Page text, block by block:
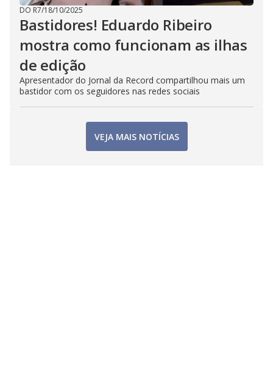
DO R7/18/10/2025
Bastidores! Eduardo Ribeiro
mostra como funcionam as ilhas
de edição
Apresentador do Jornal da Record compartilhou mais um
bastidor com os seguidores nas redes sociais
VEJA MAIS NOTÍCIAS